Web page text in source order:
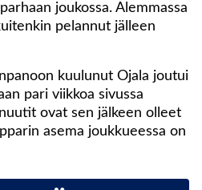
joukossa. Alemmassa
pelannut jälleen
kuulunut Ojala joutui
pari viikkoa sivussa
ovat sen jälkeen olleet
asema joukkueessa on